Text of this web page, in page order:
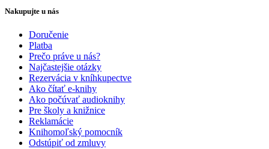
Nakupujte u nás
Doručenie
Platba
Prečo práve u nás?
Najčastejšie otázky
Rezervácia v kníhkupectve
Ako čítať e-knihy
Ako počúvať audioknihy
Pre školy a knižnice
Reklamácie
Knihomoľský pomocník
Odstúpiť od zmluvy